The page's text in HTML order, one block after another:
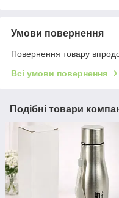
Умови повернення
Повернення товару
Всі умови повернення
Подібні товари